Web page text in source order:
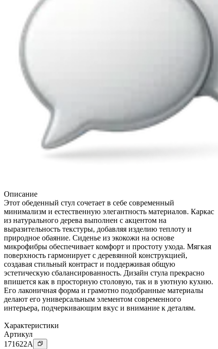
Описание
Этот обеденный стул сочетает в себе современный
минимализм и естественную элегантность материалов. Каркас
из натурального дерева выполнен с акцентом на
выразительность текстуры, добавляя изделию теплоту и
природное обаяние. Сиденье из экокожи на основе
микрофибры обеспечивает комфорт и простоту ухода. Мягкая
поверхность гармонирует с деревянной конструкцией,
создавая стильный контраст и поддерживая общую
эстетическую сбалансированность. Дизайн стула прекрасно
впишется как в просторную столовую, так и в уютную кухню.
Его лаконичная форма и грамотно подобранные материалы
делают его универсальным элементом современного
интерьера, подчеркивающим вкус и внимание к деталям.
Характеристики
Артикул
171622A